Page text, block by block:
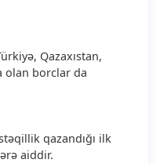
Qazaxıstan,
olan borclar da
qazandığı ilk
aiddir.